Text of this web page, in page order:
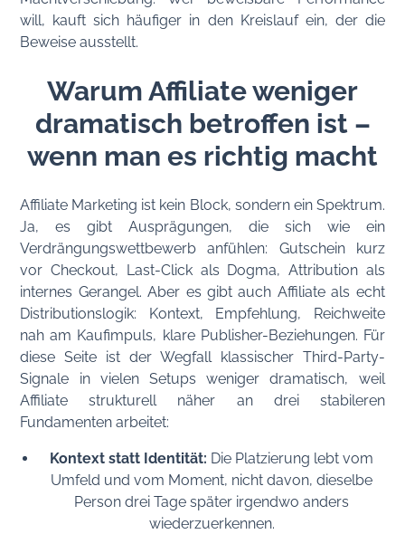
will, kauft sich häufiger in den Kreislauf ein, der die
Beweise ausstellt.
Warum Affiliate weniger
dramatisch betroffen ist –
wenn man es richtig macht
Affiliate Marketing ist kein Block, sondern ein Spektrum.
Ja, es gibt Ausprägungen, die sich wie ein
Verdrängungswettbewerb anfühlen: Gutschein kurz
vor Checkout, Last-Click als Dogma, Attribution als
internes Gerangel. Aber es gibt auch Affiliate als echt
Distributionslogik: Kontext, Empfehlung, Reichweite
nah am Kaufimpuls, klare Publisher-Beziehungen. Für
diese Seite ist der Wegfall klassischer Third-Party-
Signale in vielen Setups weniger dramatisch, weil
Affiliate strukturell näher an drei stabileren
Fundamenten arbeitet:
Kontext statt Identität: Die Platzierung lebt vom
Umfeld und vom Moment, nicht davon, dieselbe
Person drei Tage später irgendwo anders
wiederzuerkennen.